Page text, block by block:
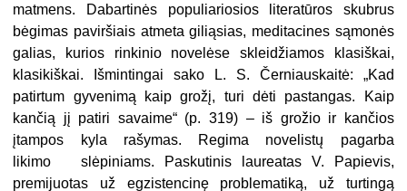
matmens. Dabartinės populiariosios literatūros skubrus
bėgimas paviršiais atmeta giliąsias, meditacines sąmonės
galias, kurios rinkinio novelėse skleidžiamos klasiškai,
klasikiškai. Išmintingai sako L. S. Černiauskaitė: „Kad
patirtum gyvenimą kaip grožį, turi dėti pastangas. Kaip
kančią jį patiri savaime“ (p. 319) – iš grožio ir kančios
įtampos kyla rašymas. Regima novelistų pagarba
likimo slėpiniams. Paskutinis laureatas V. Papievis,
premijuotas už egzistencinę problematiką, už turtingą